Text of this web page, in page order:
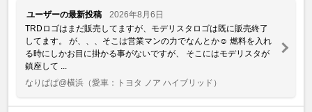
ユーザーの最新投稿
2026年8月6日
TRDロゴはまだ販売してますが、モデリスタロゴは既に販売終了
してます。 が、、、そこは営業マンの力でなんとか☺️ 燃料を入れ
る時にしかお目に掛かる事がないですが、 そこにはモデリスタが
鎮座して ...
なりぱぱ@横浜 （愛車：トヨタ ノア ハイブリッド）